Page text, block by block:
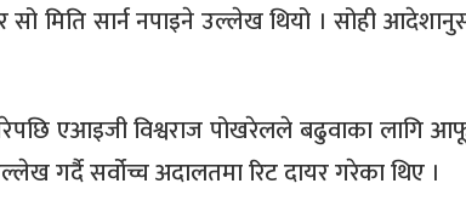
मिति सार्न नपाइने उल्लेख थियो । सोही
एआइजी विश्वराज पोखरेलले बढुवाका लागि
गर्दै सर्वोच्च अदालतमा रिट दायर गरेका थिए ।